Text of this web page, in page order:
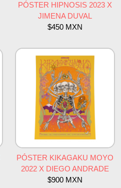
PÓSTER HIPNOSIS 2023 X
JIMENA DUVAL
$450 MXN
PÓSTER KIKAGAKU MOYO
2022 X DIEGO ANDRADE
$900 MXN